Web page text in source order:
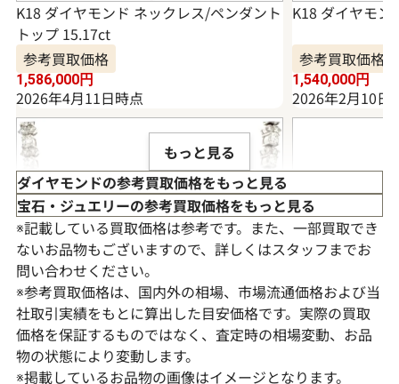
K18 ダイヤモンド ネックレス/ペンダント
トップ 15.17ct
参考買取価格
1,586,000円
2026年4月11日時点
K18 ダイヤモン
参考買取価格
1,540,000円
2026年2月10日
もっと見る
ダイヤモンドの参考買取価格をもっと見る
宝石・ジュエリーの参考買取価格をもっと見る
※記載している買取価格は参考です。また、一部買取でき
ないお品物もございますので、詳しくはスタッフまでお
問い合わせください。
※参考買取価格は、国内外の相場、市場流通価格および当
社取引実績をもとに算出した目安価格です。実際の買取
価格を保証するものではなく、査定時の相場変動、お品
物の状態により変動します。
※掲載しているお品物の画像はイメージとなります。